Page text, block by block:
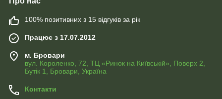
100% позитивних з 15 відгуків за рік
Працює з 17.07.2012
м. Бровари
вул. Короленко, 72, ТЦ «Ринок на Київській», Поверх 2,
Бутік 1, Бровари, Україна
Контакти